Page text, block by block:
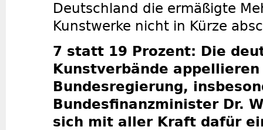
Deutschland die ermäßigte
Kunstwerke nicht in Kürze
7 statt 19 Prozent: Die
Kunstverbände
Bundesregierung,
Bundesfinanzminister Dr.
sich mit aller Kraft dafür